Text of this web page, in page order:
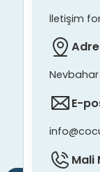
İletişim
Nevbahar
E-
Mali